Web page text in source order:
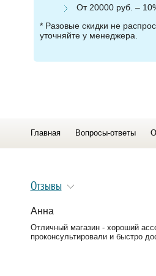
От 20000 руб. –
* Разовые скидки не
уточняйте у менеджера.
Главная Вопросы-ответы
Отзывы
Анна
Отличный магазин - хороший
проконсультировали и быстро